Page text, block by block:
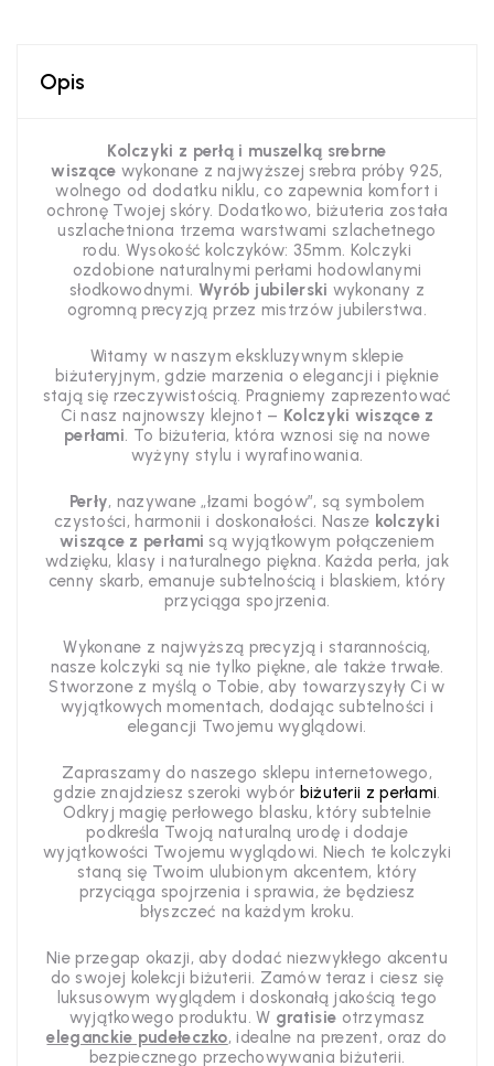
Opis
Kolczyki z perłą i muszelką srebrne
wiszące wykonane z najwyższej srebra próby 925,
wolnego od dodatku niklu, co zapewnia komfort i
ochronę Twojej skóry. Dodatkowo, biżuteria została
uszlachetniona trzema warstwami szlachetnego
rodu. Wysokość kolczyków: 35mm. Kolczyki
ozdobione naturalnymi perłami hodowlanymi
słodkowodnymi. Wyrób jubilerski wykonany z
ogromną precyzją przez mistrzów jubilerstwa.
Witamy w naszym ekskluzywnym sklepie
biżuteryjnym, gdzie marzenia o elegancji i pięknie
stają się rzeczywistością. Pragniemy zaprezentować
Ci nasz najnowszy klejnot – Kolczyki wiszące z
perłami. To biżuteria, która wznosi się na nowe
wyżyny stylu i wyrafinowania.
Perły, nazywane „łzami bogów”, są symbolem
czystości, harmonii i doskonałości. Nasze kolczyki
wiszące z perłami są wyjątkowym połączeniem
wdzięku, klasy i naturalnego piękna. Każda perła, jak
cenny skarb, emanuje subtelnością i blaskiem, który
przyciąga spojrzenia.
Wykonane z najwyższą precyzją i starannością,
nasze kolczyki są nie tylko piękne, ale także trwałe.
Stworzone z myślą o Tobie, aby towarzyszyły Ci w
wyjątkowych momentach, dodając subtelności i
elegancji Twojemu wyglądowi.
Zapraszamy do naszego sklepu internetowego,
gdzie znajdziesz szeroki wybór biżuterii z perłami.
Odkryj magię perłowego blasku, który subtelnie
podkreśla Twoją naturalną urodę i dodaje
wyjątkowości Twojemu wyglądowi. Niech te kolczyki
staną się Twoim ulubionym akcentem, który
przyciąga spojrzenia i sprawia, że będziesz
błyszczeć na każdym kroku.
Nie przegap okazji, aby dodać niezwykłego akcentu
do swojej kolekcji biżuterii. Zamów teraz i ciesz się
luksusowym wyglądem i doskonałą jakością tego
wyjątkowego produktu. W gratisie otrzymasz
eleganckie pudełeczko, idealne na prezent, oraz do
bezpiecznego przechowywania biżuterii.